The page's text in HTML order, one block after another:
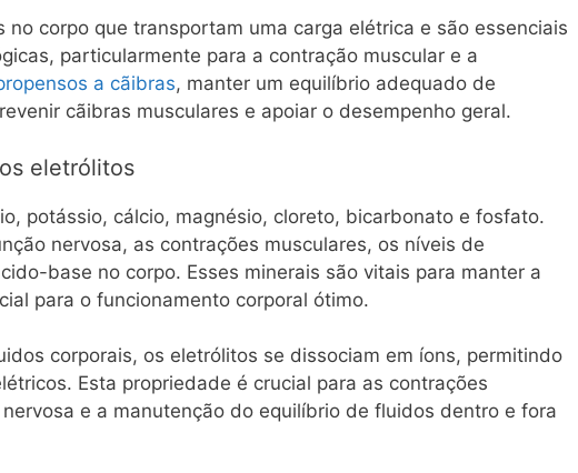
no corpo que transportam uma carga elétrica e são essenciais
particularmente para a contração muscular e a
a cãibras, manter um equilíbrio adequado de
cãibras musculares e apoiar o desempenho geral.
eletrólitos
potássio, cálcio, magnésio, cloreto, bicarbonato e fosfato.
nervosa, as contrações musculares, os níveis de
base no corpo. Esses minerais são vitais para manter a
para o funcionamento corporal ótimo.
corporais, os eletrólitos se dissociam em íons, permitindo
Esta propriedade é crucial para as contrações
e a manutenção do equilíbrio de fluidos dentro e fora